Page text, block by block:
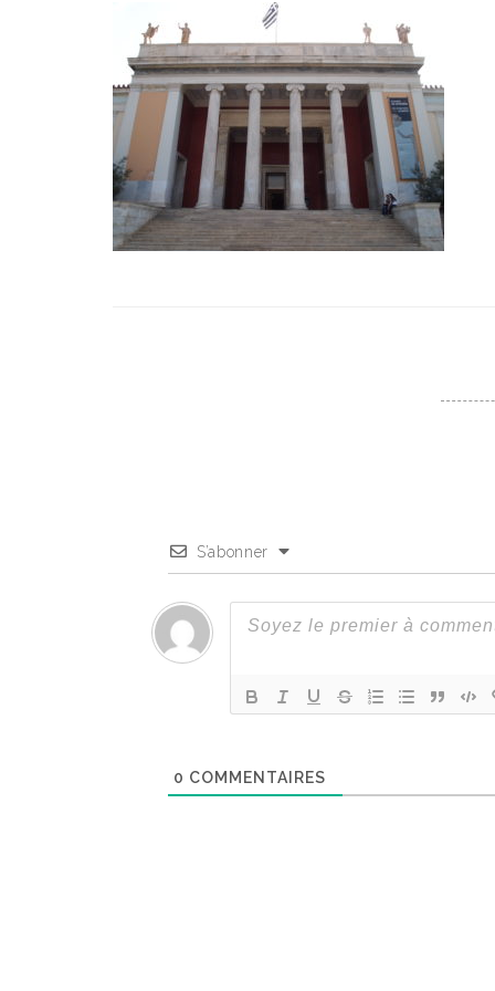
S’abonner
0 COMMENTAIRES